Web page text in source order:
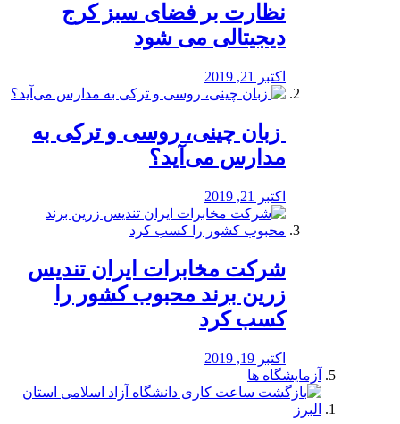
نظارت بر فضای سبز کرج
دیجیتالی می شود
اکتبر 21, 2019
️ زبان چینی، روسی و ترکی به
مدارس می‌آید؟
اکتبر 21, 2019
شرکت مخابرات ایران تندیس
زرین برند محبوب کشور را
کسب کرد
اکتبر 19, 2019
آزمایشگاه ها